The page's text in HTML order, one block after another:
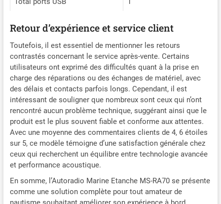
Retour d’expérience et service client
Toutefois, il est essentiel de mentionner les retours
contrastés concernant le service après-vente. Certains
utilisateurs ont exprimé des difficultés quant à la prise en
charge des réparations ou des échanges de matériel, avec
des délais et contacts parfois longs. Cependant, il est
intéressant de souligner que nombreux sont ceux qui n’ont
rencontré aucun problème technique, suggérant ainsi que le
produit est le plus souvent fiable et conforme aux attentes.
Avec une moyenne des commentaires clients de 4, 6 étoiles
sur 5, ce modèle témoigne d’une satisfaction générale chez
ceux qui recherchent un équilibre entre technologie avancée
et performance acoustique.
En somme, l’Autoradio Marine Etanche MS-RA70 se présente
comme une solution complète pour tout amateur de